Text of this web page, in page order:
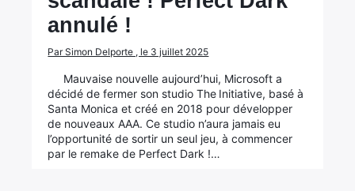
annulé !
Par Simon Delporte , le 3 juillet 2025
Mauvaise nouvelle aujourd’hui, Microsoft a
décidé de fermer son studio The Initiative, basé à
Santa Monica et créé en 2018 pour développer
de nouveaux AAA. Ce studio n’aura jamais eu
l’opportunité de sortir un seul jeu, à commencer
par le remake de Perfect Dark !…